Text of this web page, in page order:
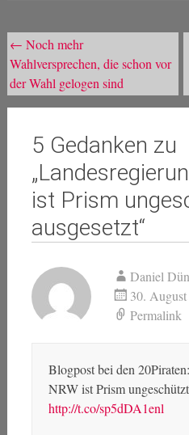
Beitragsnavigation
← Noch mehr
Wahlversprechen, die schon vor
der Wahl gelogen sind
5 Gedanken zu
„
ist Prism
ausgesetzt“
Daniel
30.
Permalink
Blogpost bei den
NRW ist Prism
http://t.co/sp5dDA1enl